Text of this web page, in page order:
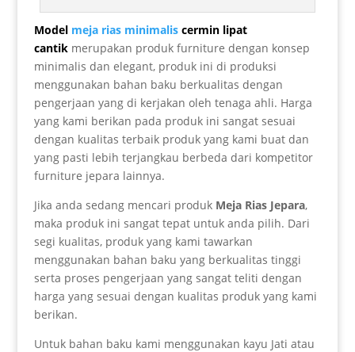
Model meja rias minimaliscermin lipat
cantikmerupakan produk furniture dengan konsep
minimalis dan elegant, produk ini di produksi
menggunakan bahan baku berkualitas dengan
pengerjaan yang di kerjakan oleh tenaga ahli. Harga
yang kami berikan pada produk ini sangat sesuai
dengan kualitas terbaik produk yang kami buat dan
yang pasti lebih terjangkau berbeda dari kompetitor
furniture jepara lainnya.
Jika anda sedang mencari produk Meja Rias Jepara,
maka produk ini sangat tepat untuk anda pilih. Dari
segi kualitas, produk yang kami tawarkan
menggunakan bahan baku yang berkualitas tinggi
serta proses pengerjaan yang sangat teliti dengan
harga yang sesuai dengan kualitas produk yang kami
berikan.
Untuk bahan baku kami menggunakan kayu Jati atau